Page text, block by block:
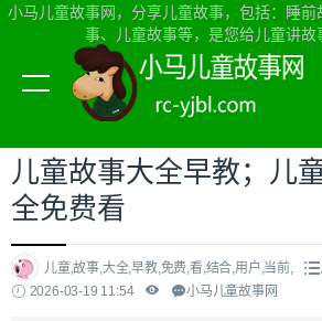
小马儿童故事网，分享儿童故事，包括：睡
事、儿童故事等，是您给儿童讲故
当前位置：小马儿童故事网首页>儿童故事
儿童故事大全早教；儿
全免费看
儿童,故事,大全,早教,免费,看,结合,用户,当前,
2026-03-19 11:54
小马儿童故事网